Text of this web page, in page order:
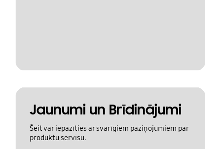
Jaunumi un Brīdinājumi
Šeit var iepazīties ar svarīgiem paziņojumiem par
produktu servisu.